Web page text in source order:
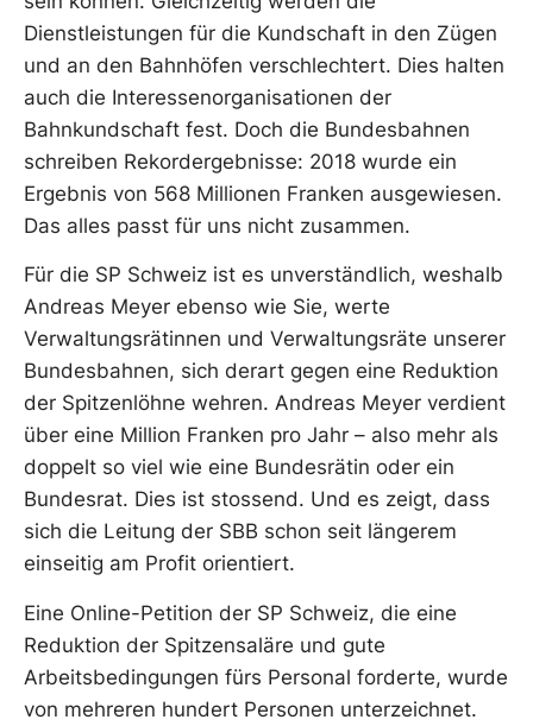
Dienstleistungen für die Kundschaft in den Zügen
und an den Bahnhöfen verschlechtert. Dies halten
auch die Interessenorganisationen der
Bahnkundschaft fest. Doch die Bundesbahnen
schreiben Rekordergebnisse: 2018 wurde ein
Ergebnis von 568 Millionen Franken ausgewiesen.
Das alles passt für uns nicht zusammen.
Für die SP Schweiz ist es unverständlich, weshalb
Andreas Meyer ebenso wie Sie, werte
Verwaltungsrätinnen und Verwaltungsräte unserer
Bundesbahnen, sich derart gegen eine Reduktion
der Spitzenlöhne wehren. Andreas Meyer verdient
über eine Million Franken pro Jahr – also mehr als
doppelt so viel wie eine Bundesrätin oder ein
Bundesrat. Dies ist stossend. Und es zeigt, dass
sich die Leitung der SBB schon seit längerem
einseitig am Profit orientiert.
Eine Online-Petition der SP Schweiz, die eine
Reduktion der Spitzensaläre und gute
Arbeitsbedingungen fürs Personal forderte, wurde
von mehreren hundert Personen unterzeichnet.